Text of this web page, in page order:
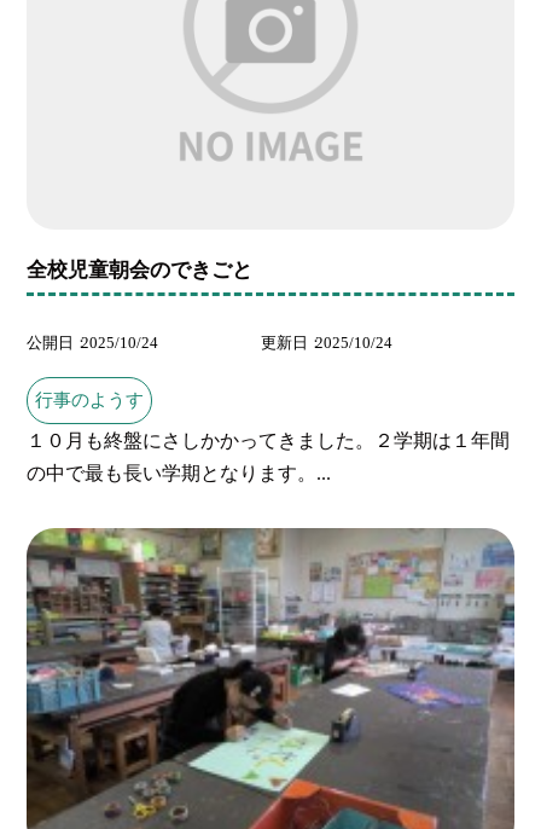
全校児童朝会のできごと
公開日 2025/10/24 更新日 2025/10/24
行事のようす
１０月も終盤にさしかかってきました。２学期は１年間
の中で最も長い学期となります。...